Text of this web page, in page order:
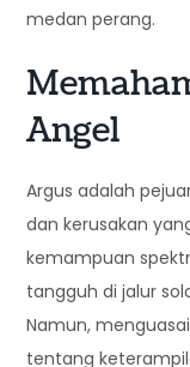
medan perang.
Angel
Argus adalah
dan kerusakan
kemampuan
tangguh di jalur
Namun,
tentang